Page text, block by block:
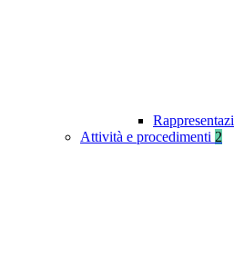
Attività e procedimenti 2